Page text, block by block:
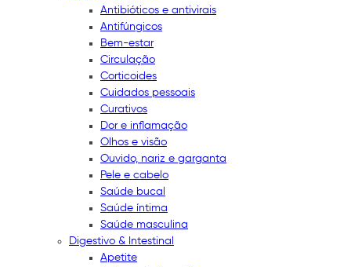
Antibióticos e antivirais
Antifúngicos
Bem-estar
Circulação
Corticoides
Cuidados pessoais
Curativos
Dor e inflamação
Olhos e visão
Ouvido, nariz e garganta
Pele e cabelo
Saúde bucal
Saúde íntima
Saúde masculina
Digestivo & Intestinal
Apetite